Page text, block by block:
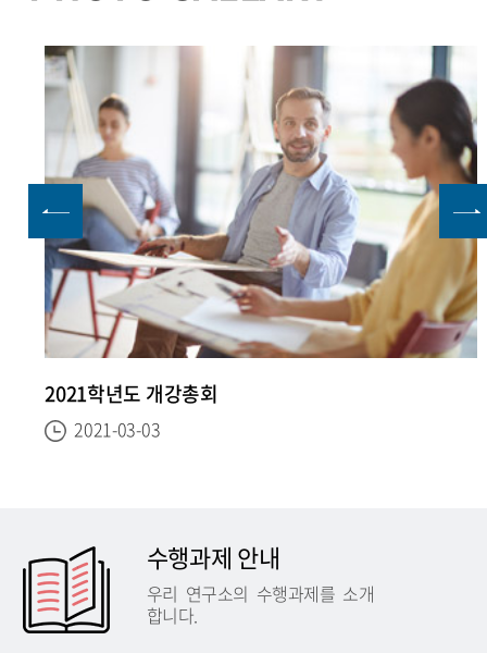
2021학년도 개강총회
2021-03-03
수행과제 안내
우리 연구소의 수행과제를 소개
합니다.